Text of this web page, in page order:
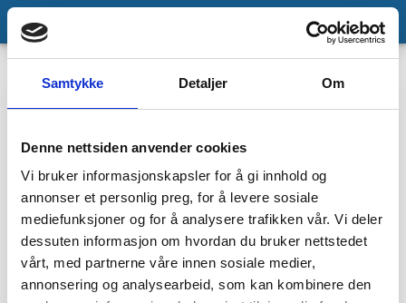
Samtykke Detaljer Om
Denne nettsiden anvender cookies
Vi bruker informasjonskapsler for å gi innhold og
annonser et personlig preg, for å levere sosiale
mediefunksjoner og for å analysere trafikken vår. Vi deler
dessuten informasjon om hvordan du bruker nettstedet
vårt, med partnerne våre innen sosiale medier,
annonsering og analysearbeid, som kan kombinere den
Vauxhall
importeres av entusiaster.
Velg biltype i listen under